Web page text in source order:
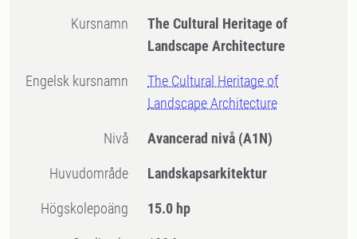
Kursnamn
The Cultural Heritage of
Landscape Architecture
Engelsk kursnamn
The Cultural Heritage of
Landscape Architecture
Nivå Avancerad nivå (A1N)
Huvudområde Landskapsarkitektur
högskolepoäng 15.0 hp